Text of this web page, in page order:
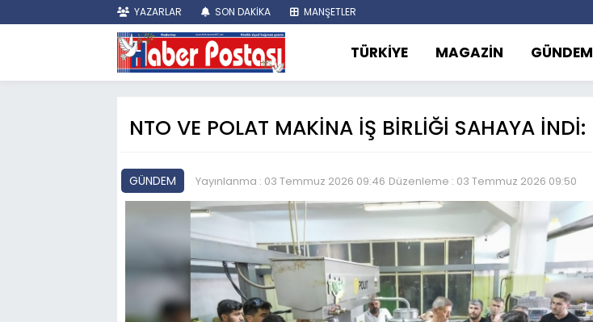
YAZARLAR SON DAKİKA MANŞETLER
TÜRKİYE MAGAZİN GÜNDEM
NTO VE POLAT MAKİNA İŞ BİRLİĞİ SAHAYA İNDİ:
GÜNDEM Yayınlanma : 03 Temmuz 2026 09:46 Düzenleme : 03 Temmuz 2026 09:50